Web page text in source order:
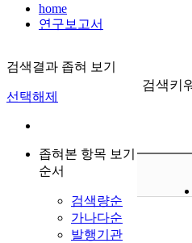
home
연구보고서
검색결과 좁혀 보기
선택해제
좁혀본 항목 보기
순서
검색량순
가나다순
발행기관
검색키